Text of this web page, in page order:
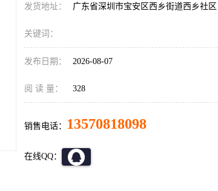
发货地址： 广东省深圳市宝安区西乡街道西乡社区
关键词：
发布日期： 2026-08-07
阅 读 量： 328
销售电话： 13570818098
在线QQ：